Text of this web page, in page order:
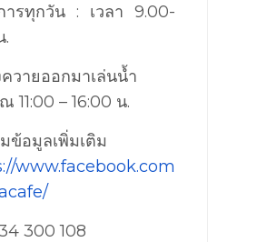
ารทุกวัน : เวลา 9.00-
.
วายออกมาเล่นน้ำ
11:00 – 16:00 น.
ข้อมูลเพิ่มเติม
www.facebook.com
300 108